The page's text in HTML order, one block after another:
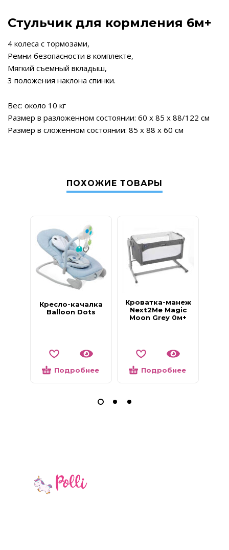
Стульчик для кормления 6м+
4 колеса с тормозами,
Ремни безопасности в комплекте,
Мягкий съемный вкладыш,
3 положения наклона спинки.
Вес: около 10 кг
Размер в разложенном состоянии: 60 х 85 х 88/122 см
Размер в сложенном состоянии: 85 х 88 х 60 см
ПОХОЖИЕ ТОВАРЫ
Кресло-качалка
Balloon Dots
Подробнее
Кроватка-манеж
Next2Me Magic
Moon Grey 0м+
Подробнее